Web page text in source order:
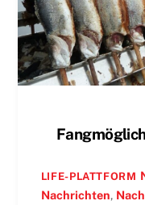
LIFE-PLATTFORM
Nachrichten,